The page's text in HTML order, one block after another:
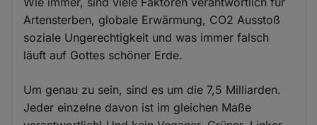
Artensterben, globale Erwärmung, CO2 Ausstoß
soziale Ungerechtigkeit und was immer falsch
läuft auf Gottes schöner Erde.
Um genau zu sein, sind es um die 7,5 Milliarden.
Jeder einzelne davon ist im gleichen Maße